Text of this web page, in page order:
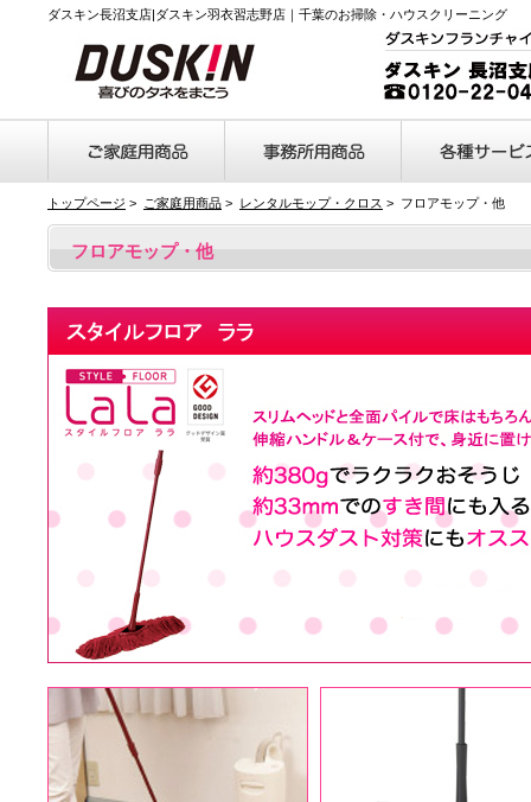
ダスキン長沼支店|ダスキン羽衣習志野店｜千葉のお掃除・ハウスクリーニング
トップページ > ご家庭用商品 > レンタルモップ・クロス > フロアモップ・他
フロアモップ・他